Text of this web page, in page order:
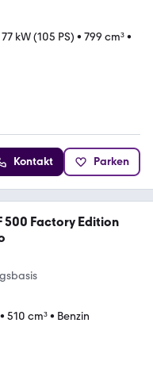
77 kW (105 PS) • 799 cm³•
Kontakt Parken
500 Factory Edition
• 510 cm³• Benzin